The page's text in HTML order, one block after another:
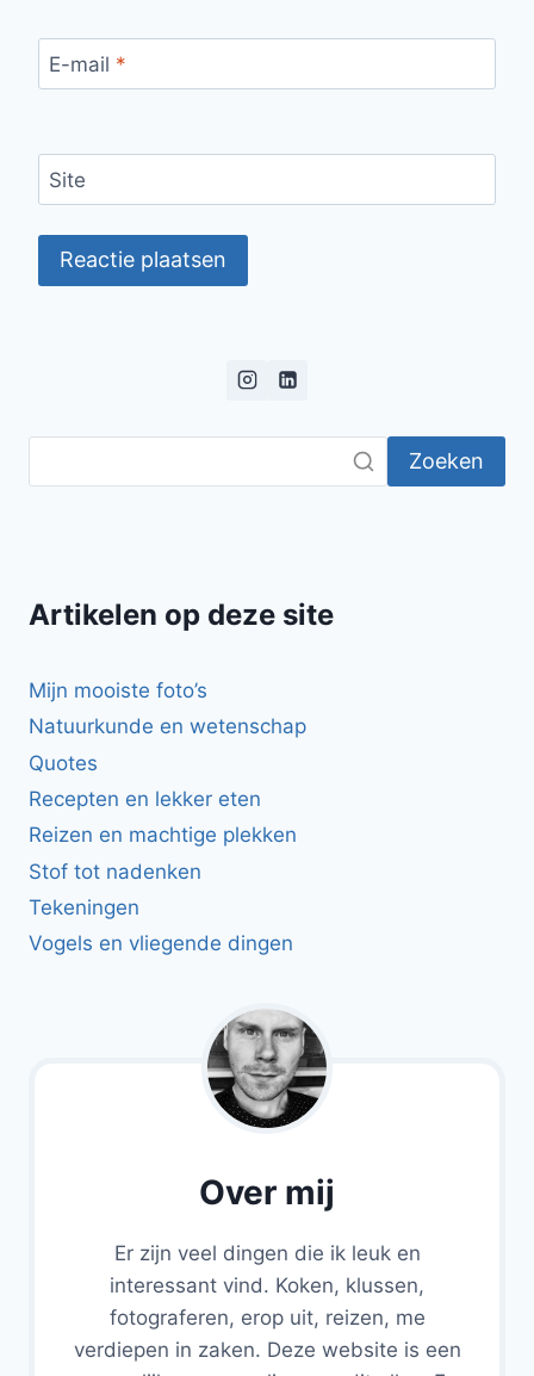
E-mail *
Site
Zoeken
Artikelen op deze site
Mijn mooiste foto’s
Natuurkunde en wetenschap
Quotes
Recepten en lekker eten
Reizen en machtige plekken
Stof tot nadenken
Tekeningen
Vogels en vliegende dingen
Over mij
Er zijn veel dingen die ik leuk en
interessant vind. Koken, klussen,
fotograferen, erop uit, reizen, me
verdiepen in zaken. Deze website is een